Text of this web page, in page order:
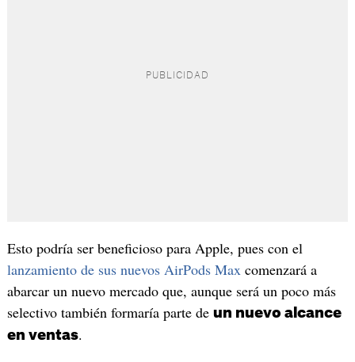
Esto podría ser beneficioso para Apple, pues con el
lanzamiento de sus nuevos AirPods Maxcomenzará a
abarcar un nuevo mercado que, aunque será un poco más
selectivo también formaría parte de un nuevo alcance
en ventas.